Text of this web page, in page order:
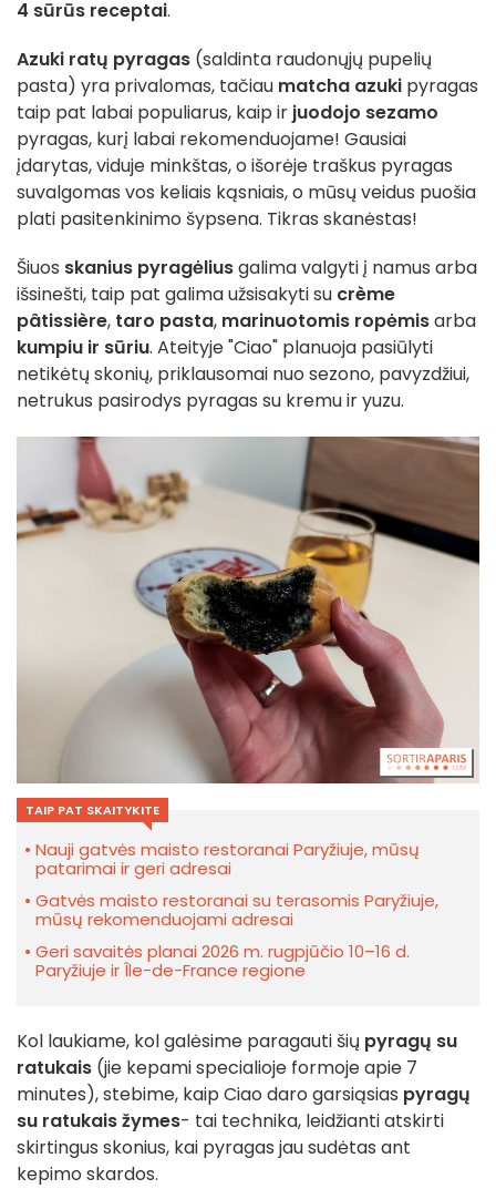
4 sūrūs receptai.
Azuki ratų pyragas (saldinta raudonųjų pupelių
pasta) yra privalomas, tačiau matcha azuki pyragas
taip pat labai populiarus, kaip ir juodojo sezamo
pyragas, kurį labai rekomenduojame! Gausiai
įdarytas, viduje minkštas, o išorėje traškus pyragas
suvalgomas vos keliais kąsniais, o mūsų veidus puošia
plati pasitenkinimo šypsena. Tikras skanėstas!
Šiuos skanius pyragėliusgalima valgyti į namus arba
išsinešti, taip pat galima užsisakyti su crème
pâtissière, taro pasta, marinuotomis ropėmisarba
kumpiu ir sūriu. Ateityje "Ciao" planuoja pasiūlyti
netikėtų skonių, priklausomai nuo sezono, pavyzdžiui,
netrukus pasirodys pyragas su kremu ir yuzu.
TAIP PAT SKAITYKITE
Nauji gatvės maisto restoranai Paryžiuje, mūsų
patarimai ir geri adresai
Gatvės maisto restoranai su terasomis Paryžiuje,
mūsų rekomenduojami adresai
Geri savaitės planai 2026 m. rugpjūčio 10–16 d.
Paryžiuje ir Île-de-France regione
Kol laukiame, kol galėsime paragauti šių pyragų su
ratukais (jie kepami specialioje formoje apie 7
minutes), stebime, kaip Ciao daro garsiąsias pyragų
su ratukais žymes- tai technika, leidžianti atskirti
skirtingus skonius, kai pyragas jau sudėtas ant
kepimo skardos.